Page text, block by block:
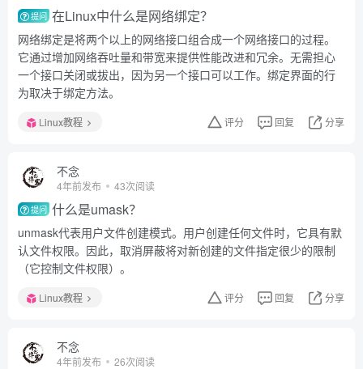
提问 在Linux中什么是网络绑定？
网络绑定是将两个以上的网络接口组合成一个网络接口的过程。
它通过增加网络吞吐量和带宽来提供性能改进和冗余。无需担心
一个接口关闭或拔出，因为另一个接口可以工作。绑定界面的行
为取决于绑定方法。
Linux教程 评分 回复 分享
不念
4年前发布 43次阅读
提问 什么是umask？
unmask代表用户文件创建模式。用户创建任何文件时，它具有默
认文件权限。因此，取消屏蔽将对新创建的文件指定很少的限制
（它控制文件权限）。
Linux教程 评分 回复 分享
不念
4年前发布 26次阅读